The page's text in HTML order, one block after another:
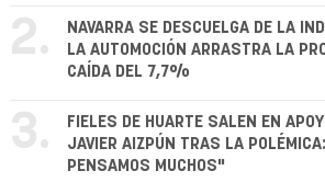
2.
NAVARRA SE DESCUELGA DE LA
LA AUTOMOCIÓN ARRASTRA LA
CAÍDA DEL 7,7%
3.
FIELES DE HUARTE SALEN EN
JAVIER AIZPÚN TRAS LA
PENSAMOS MUCHOS"